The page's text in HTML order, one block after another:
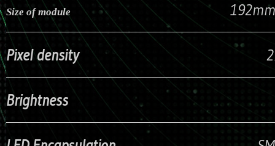
Size of module 192mm x
Pixel density
Brightness